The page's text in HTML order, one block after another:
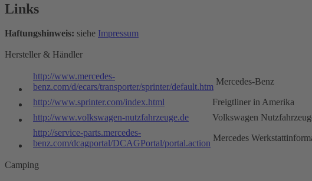
Links
Haftungshinweis: siehe Impressum
Hersteller & Händler
http://www.mercedes-
benz.com/d/ecars/transporter/sprinter/default.htm
Mercedes-Benz
http://www.sprinter.com/index.html
Freigtliner in Amerika
http://www.volkswagen-nutzfahrzeuge.de
Volkswagen
http://service-parts.mercedes-
benz.com/dcagportal/DCAGPortal/portal.action
Mercedes
Camping